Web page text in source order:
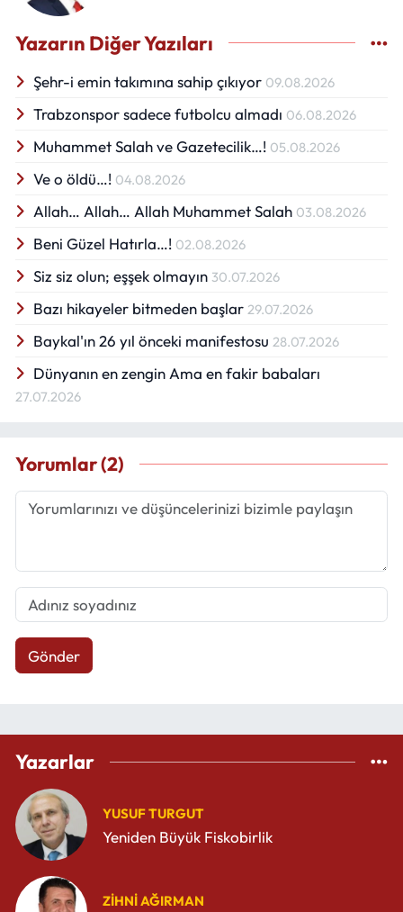
Yazarın Diğer Yazıları
Şehr-i emin takımına sahip çıkıyor 09.08.2026
Trabzonspor sadece futbolcu almadı 06.08.2026
Muhammet Salah ve Gazetecilik…! 05.08.2026
Ve o öldü…! 04.08.2026
Allah… Allah… Allah Muhammet Salah 03.08.2026
Beni Güzel Hatırla…! 02.08.2026
Siz siz olun; eşşek olmayın 30.07.2026
Bazı hikayeler bitmeden başlar 29.07.2026
Baykal'ın 26 yıl önceki manifestosu 28.07.2026
Dünyanın en zengin Ama en fakir babaları
27.07.2026
Yorumlar (2)
Gönder
Yazarlar
YUSUF TURGUT
Yeniden Büyük Fiskobirlik
ZIHNI AĞIRMAN